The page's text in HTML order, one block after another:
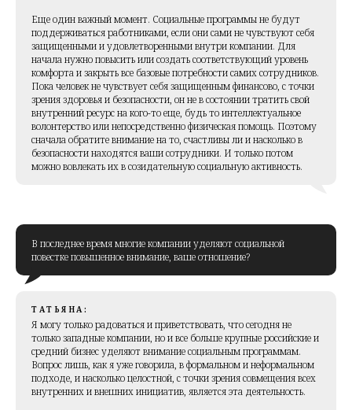
Еще один важный момент. Социальные программы не будут
поддерживаться работниками, если они сами не чувствуют себя
защищенными и удовлетворенными внутри компании. Для
начала нужно повысить или создать соответствующий уровень
комфорта и закрыть все базовые потребности самих сотрудников.
Пока человек не чувствует себя защищенным финансово, с точки
зрения здоровья и безопасности, он не в состоянии тратить свой
внутренний ресурс на кого-то еще, будь то интеллектуальное
волонтерство или непосредственно физическая помощь. Поэтому
сначала обратите внимание на то, счастливы ли и насколько в
безопасности находятся ваши сотрудники. И только потом
можно вовлекать их в созидательную социальную активность.
В последнее время многие компании уделяют социальной
повестке повышенное внимание, ваше отношение?
ТАТЬЯНА:
Я могу только радоваться и приветствовать, что сегодня не
только западные компании, но и все больше крупные российские и
средний бизнес уделяют внимание социальным программам.
Вопрос лишь, как я уже говорила, в формальном и неформальном
подходе, и насколько целостной, с точки зрения совмещения всех
внутренних и внешних инициатив, является эта деятельность.